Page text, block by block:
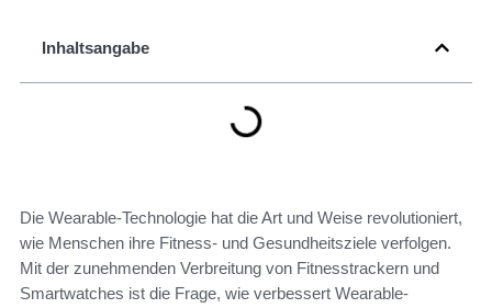
Inhaltsangabe
Die Wearable-Technologie hat die Art und Weise revolutioniert,
wie Menschen ihre Fitness- und Gesundheitsziele verfolgen.
Mit der zunehmenden Verbreitung von Fitnesstrackern und
Smartwatches ist die Frage, wie verbessert Wearable-